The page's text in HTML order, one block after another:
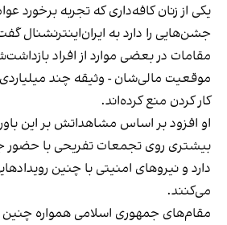
یکی از زنان کافه‌داری که تجربه برخورد
جشن‌هایی را دارد به ایران‌اینترنشنال
مقامات در بعضی موارد از افراد
موقعیت مالی‌شان - وثیقه چند میلیاردی
کار کردن منع کرده‌اند.
او افزود بر اساس مشاهداتش بر این
بیشتری روی تجمعات تفریحی با حضور
دارد و نیروهای امنیتی با چنین
می‌کنند.
مقام‌های جمهوری اسلامی همواره